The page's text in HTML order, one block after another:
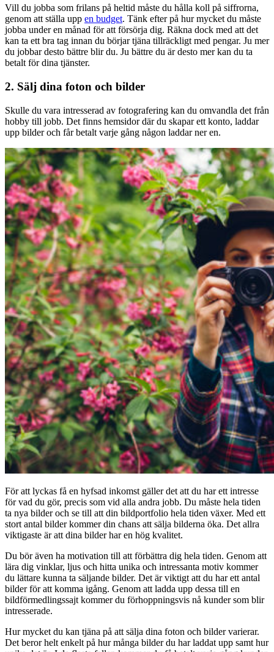
Vill du jobba som frilans på heltid måste du hålla koll på siffrorna,
genom att ställa upp en budget. Tänk efter på hur mycket du måste
jobba under en månad för att försörja dig. Räkna dock med att det
kan ta ett bra tag innan du börjar tjäna tillräckligt med pengar. Ju mer
du jobbar desto bättre blir du. Ju bättre du är desto mer kan du ta
betalt för dina tjänster.
2. Sälj dina foton och bilder
Skulle du vara intresserad av fotografering kan du omvandla det från
hobby till jobb. Det finns hemsidor där du skapar ett konto, laddar
upp bilder och får betalt varje gång någon laddar ner en.
För att lyckas få en hyfsad inkomst gäller det att du har ett intresse
för vad du gör, precis som vid alla andra jobb. Du måste hela tiden
ta nya bilder och se till att din bildportfolio hela tiden växer. Med ett
stort antal bilder kommer din chans att sälja bilderna öka. Det allra
viktigaste är att dina bilder har en hög kvalitet.
Du bör även ha motivation till att förbättra dig hela tiden. Genom att
lära dig vinklar, ljus och hitta unika och intressanta motiv kommer
du lättare kunna ta säljande bilder. Det är viktigt att du har ett antal
bilder för att komma igång. Genom att ladda upp dessa till en
bildförmedlingssajt kommer du förhoppningsvis nå kunder som blir
intresserade.
Hur mycket du kan tjäna på att sälja dina foton och bilder varierar.
Det beror helt enkelt på hur många bilder du har laddat upp samt hur